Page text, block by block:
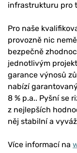
infrastrukturu pro
Pro naše
provozně nic
bezpečně
jednotlivým
garance výnosů
nabízí
8 % p.a.. Pyšní se
z nejlepších
něj stabilní a
Více informací na